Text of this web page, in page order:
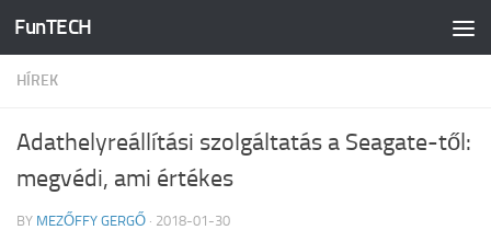
Skip to content
FunTECH
HÍREK
Adathelyreállítási szolgáltatás a Seagate-től:
megvédi, ami értékes
BY MEZŐFFY GERGŐ · 2018-01-30